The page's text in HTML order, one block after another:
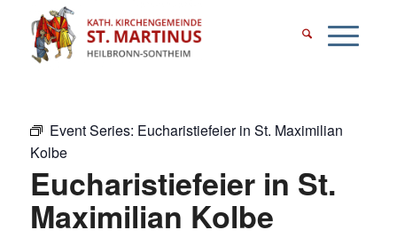
Event Series: Eucharistiefeier in St. Maximilian
Kolbe
Eucharistiefeier in St.
Maximilian Kolbe